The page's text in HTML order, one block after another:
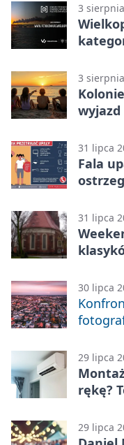
3
3
wyjazd
31 lipca
Fala
31 lipca
30 lipca
29 lipca
rękę?
29 lipca